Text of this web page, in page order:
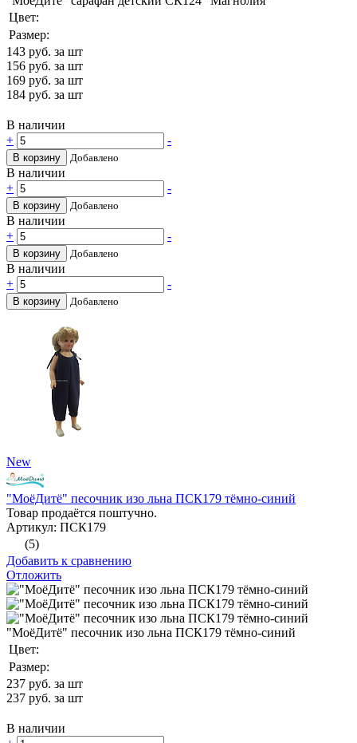
Цвет:
Размер:
143 руб. за шт
156 руб. за шт
169 руб. за шт
184 руб. за шт
В наличии
+
-
В корзину Добавлено
В наличии
+
-
В корзину Добавлено
В наличии
+
-
В корзину Добавлено
В наличии
+
-
В корзину Добавлено
New
"МоёДитё" песочник изо льна ПСК179 тёмно-синий
Товар продаётся поштучно.
Артикул: ПСК179
(5)
Добавить к сравнению
Отложить
"МоёДитё" песочник изо льна ПСК179 тёмно-синий
Цвет:
Размер:
237 руб. за шт
237 руб. за шт
В наличии